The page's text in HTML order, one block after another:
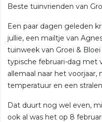
Beste tuinvrienden van
Een paar dagen geleden
jullie, een mailtje van
tuinweek van Groei &
typische februari-dag met
allemaal naar het
temperatuur en een
Dat duurt nog wel even,
ook al was het op 8